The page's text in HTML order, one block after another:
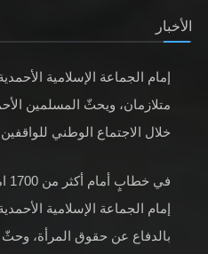
الأخبار
إمام الجماعة الإسلامية
متلازمان، ويحثّ المسلمين
خلال الاجتماع الوطني للواقفين
إمام الجماعة الإسلامية
بالدفاع عن حقوق المرأة، وحثّ